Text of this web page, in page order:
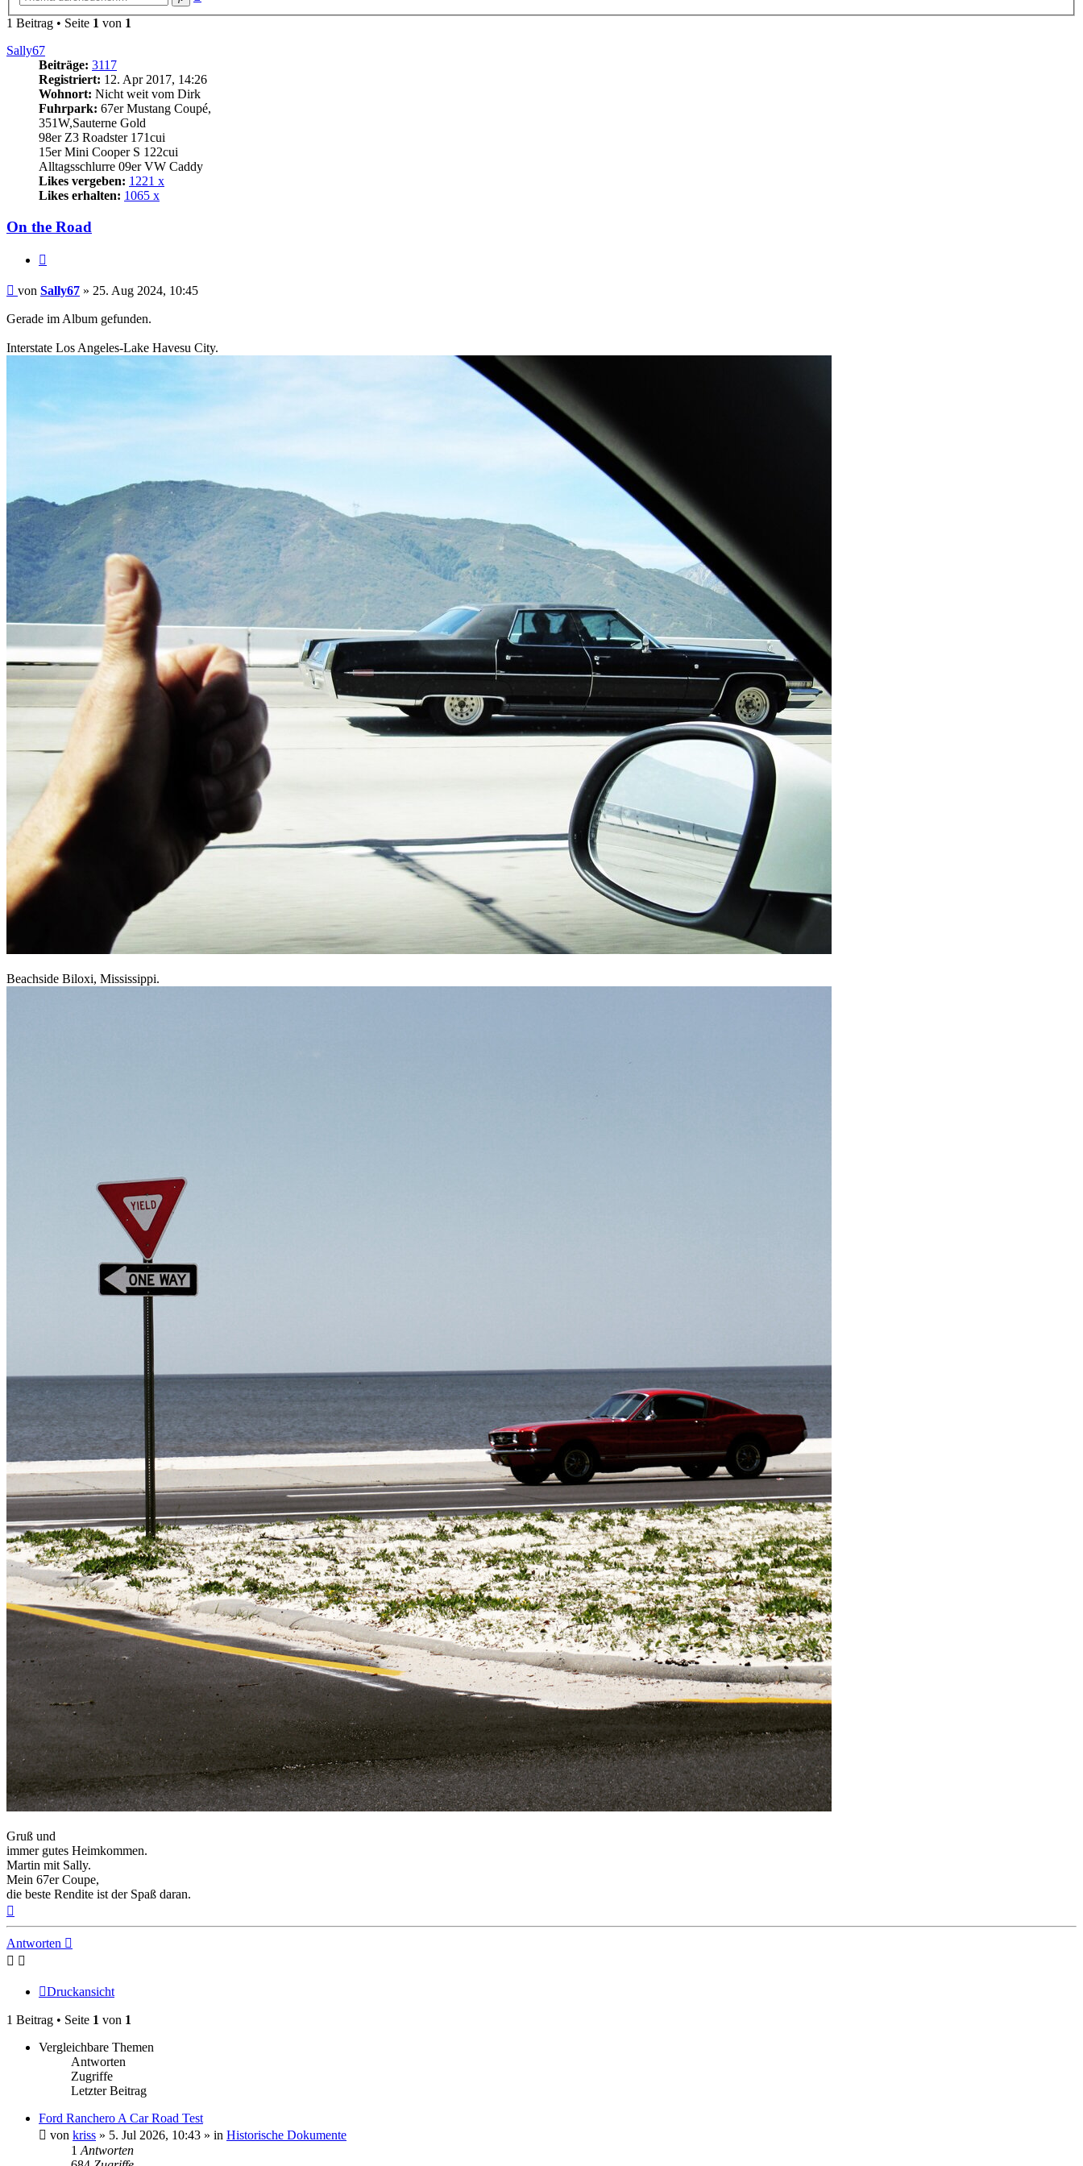
1 Beitrag • Seite 1 von 1
Sally67
Beiträge: 3117
Registriert: 12. Apr 2017, 14:26
Wohnort: Nicht weit vom Dirk
Fuhrpark: 67er Mustang Coupé,
351W,Sauterne Gold
98er Z3 Roadster 171cui
15er Mini Cooper S 122cui
Alltagsschlurre 09er VW Caddy
Likes vergeben: 1221 x
Likes erhalten: 1065 x
On the Road
Beitrag
von Sally67 » 25. Aug 2024, 10:45
Gerade im Album gefunden.
Interstate Los Angeles-Lake Havesu City.
Beachside Biloxi, Mississippi.
Gruß und
immer gutes Heimkommen.
Martin mit Sally.
Mein 67er Coupe,
die beste Rendite ist der Spaß daran.
Antworten
Druckansicht
1 Beitrag • Seite 1 von 1
Vergleichbare Themen
Antworten
Zugriffe
Letzter Beitrag
Ford Ranchero A Car Road Test
von kriss » 5. Jul 2026, 10:43 » in Historische Dokumente
1 Antworten